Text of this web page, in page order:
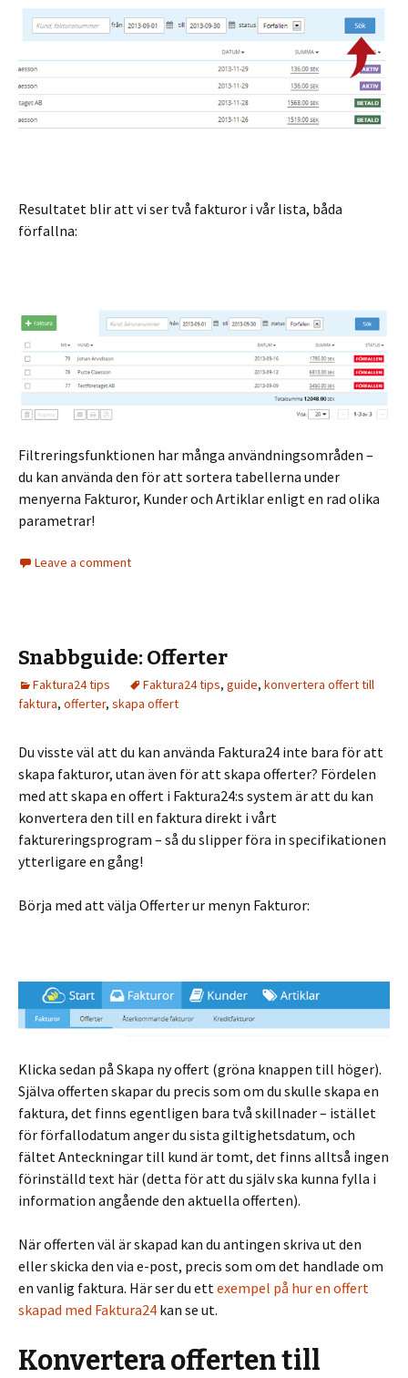
Resultatet blir att vi ser två fakturor i vår lista, båda
förfallna:
Filtreringsfunktionen har många användningsområden –
du kan använda den för att sortera tabellerna under
menyerna Fakturor, Kunder och Artiklar enligt en rad olika
parametrar!
Leave a comment
Snabbguide: Offerter
Faktura24 tips Faktura24 tips, guide, konvertera offert till
faktura, offerter, skapa offert
Du visste väl att du kan använda Faktura24 inte bara för att
skapa fakturor, utan även för att skapa offerter? Fördelen
med att skapa en offert i Faktura24:s system är att du kan
konvertera den till en faktura direkt i vårt
faktureringsprogram – så du slipper föra in specifikationen
ytterligare en gång!
Börja med att välja Offerter ur menyn Fakturor:
Klicka sedan på Skapa ny offert (gröna knappen till höger).
Själva offerten skapar du precis som om du skulle skapa en
faktura, det finns egentligen bara två skillnader – istället
för förfallodatum anger du sista giltighetsdatum, och
fältet Anteckningar till kund är tomt, det finns alltså ingen
förinställd text här (detta för att du själv ska kunna fylla i
information angående den aktuella offerten).
När offerten väl är skapad kan du antingen skriva ut den
eller skicka den via e-post, precis som om det handlade om
en vanlig faktura. Här ser du ett exempel på hur en offert
skapad med Faktura24 kan se ut.
Konvertera offerten till